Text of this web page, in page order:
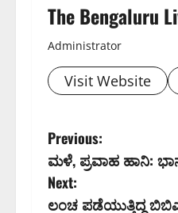
The Bengaluru
Administrator
Visit Website
P
o
Previous:
ಮಳೆ, ಪ್ರವಾಹ ಹಾನಿ:
Next:
ಲಂಚ ಪಡೆಯುತ್ತಿದ್ದ